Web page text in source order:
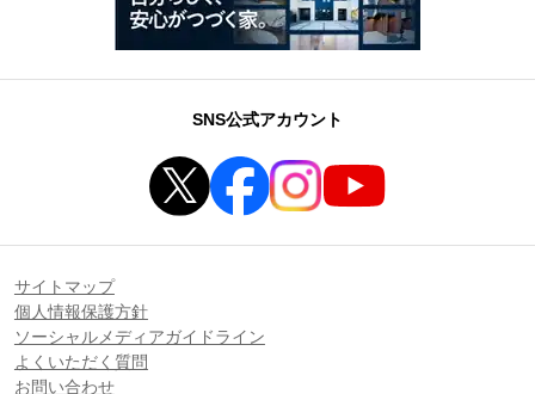
SNS公式アカウント
サイトマップ
個人情報保護方針
ソーシャルメディアガイドライン
よくいただく質問
お問い合わせ